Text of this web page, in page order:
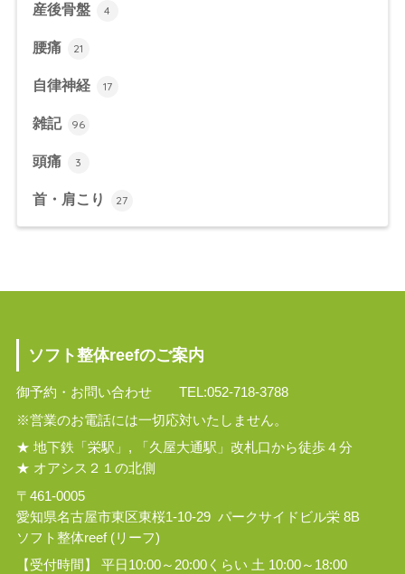
産後骨盤 4
腰痛 21
自律神経 17
雑記 96
頭痛 3
首・肩こり 27
ソフト整体reefのご案内
御予約・お問い合わせ TEL:052-718-3788
※営業のお電話には一切応対いたしません。
★ 地下鉄「栄駅」, 「久屋大通駅」改札口から徒歩４分
★ オアシス２１の北側
〒461-0005
愛知県名古屋市東区東桜1-10-29 パークサイドビル栄 8B
ソフト整体reef (リーフ)
【受付時間】 平日10:00～20:00くらい 土 10:00～18:00